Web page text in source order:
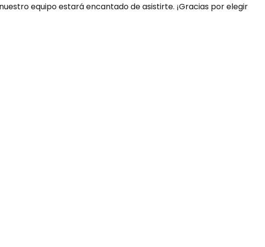
equipo estará encantado de asistirte. ¡Gracias por elegir